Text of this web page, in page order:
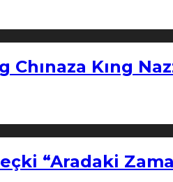
Kıng
“Aradaki